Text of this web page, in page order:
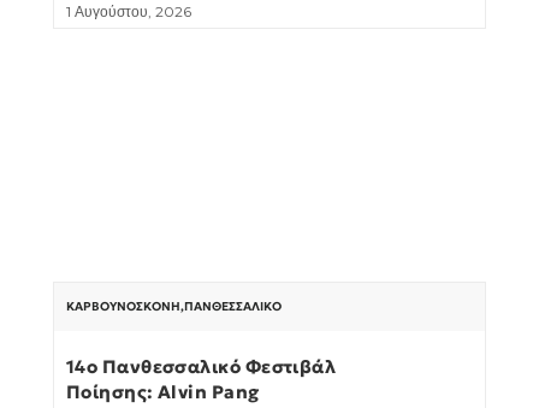
1 Αυγούστου, 2026
ΚΑΡΒΟΥΝΌΣΚΟΝΗ,ΠΑΝΘΕΣΣΑΛΙΚΌ
14ο Πανθεσσαλικό Φεστιβάλ
Ποίησης: Alvin Pang